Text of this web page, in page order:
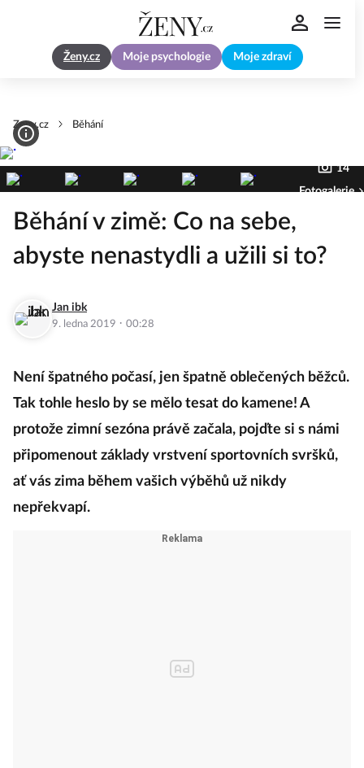
Ženy.cz Moje psychologie Moje zdraví
Zeny.cz Běhání
14
Fotogalerie
Běhání v zimě: Co na sebe,
abyste nenastydli a užili si to?
Jan ibk
9. ledna 2019 · 00:28
Není špatného počasí, jen špatně oblečených běžců.
Tak tohle heslo by se mělo tesat do kamene! A
protože zimní sezóna právě začala, pojďte si s námi
připomenout základy vrstvení sportovních svršků,
ať vás zima během vašich výběhů už nikdy
nepřekvapí.